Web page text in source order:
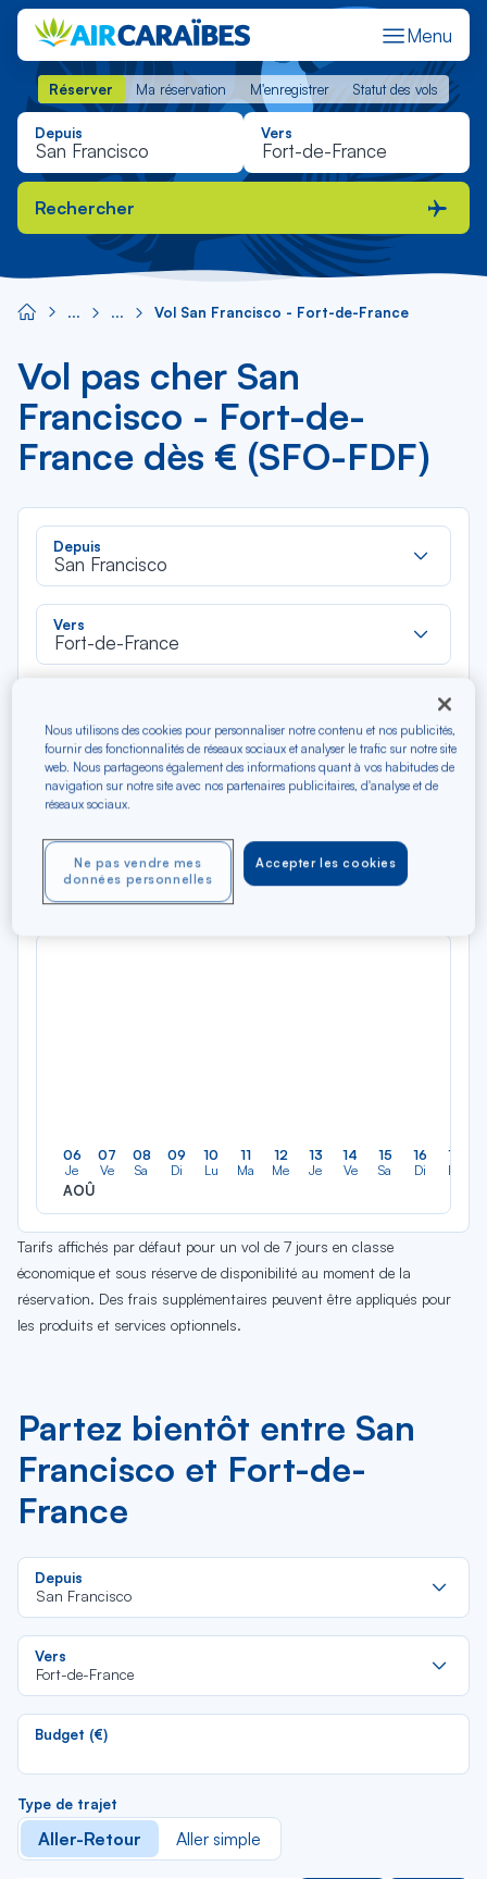
Menu
Réserver Ma réservation M'enregistrer Statut des vols
Réserver Ma réservation M'enregistrer Statut des vols
Depuis Vers
Rechercher
Vol San Francisco - Fort-de-France
Vol pas cher San
Francisco - Fort-de-
France dès € (SFO-FDF)
Depuis
San Francisco
Vers
Fort-de-France
Aller-Retour Aller simple
Filtrer Vider
Précédent
AOÛ 2026
N/A*
Aller / Retour — Économique
06
Je
AOÛ
07
Ve
08
Sa
09
Di
10
Lu
11
Ma
12
Me
13
Je
14
Ve
15
Sa
16
Di
17
Lu
Tarifs affichés par défaut pour un vol de 7 jours en classe
économique et sous réserve de disponibilité au moment de la
réservation. Des frais supplémentaires peuvent être appliqués pour
les produits et services optionnels.
Partez bientôt entre San
Francisco et Fort-de-
France
Depuis
San Francisco
Vers
Fort-de-France
Budget (€)
Type de trajet
Aller-Retour Aller simple
Nous utilisons des cookies pour personnaliser notre contenu et nos publicités,
fournir des fonctionnalités de réseaux sociaux et analyser le trafic sur notre site
web. Nous partageons également des informations quant à vos habitudes de
navigation sur notre site avec nos partenaires publicitaires, d'analyse et de
réseaux sociaux.
Accepter les cookies
Ne pas vendre mes
données personnelles